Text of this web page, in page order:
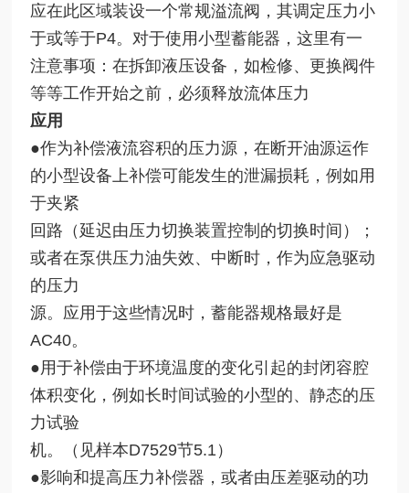
应在此区域装设一个常规溢流阀，其调定压力小
于或等于P4。对于使用小型蓄能器，这里有一
注意事项：在拆卸液压设备，如检修、更换阀件
等等工作开始之前，必须释放流体压力
应用
●作为补偿液流容积的压力源，在断开油源运作
的小型设备上补偿可能发生的泄漏损耗，例如用
于夹紧
回路（延迟由压力切换装置控制的切换时间）；
或者在泵供压力油失效、中断时，作为应急驱动
的压力
源。应用于这些情况时，蓄能器规格最好是
AC40。
●用于补偿由于环境温度的变化引起的封闭容腔
体积变化，例如长时间试验的小型的、静态的压
力试验
机。（见样本D7529节5.1）
●影响和提高压力补偿器，或者由压差驱动的功